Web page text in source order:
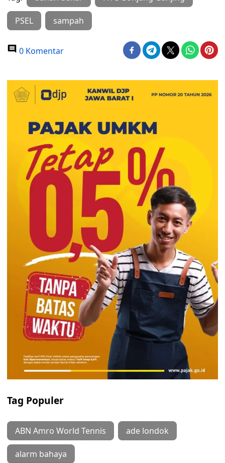
PSEL sampah
0 Komentar
Tag Populer
ABN Amro World Tennis ade londok
alarm bahaya